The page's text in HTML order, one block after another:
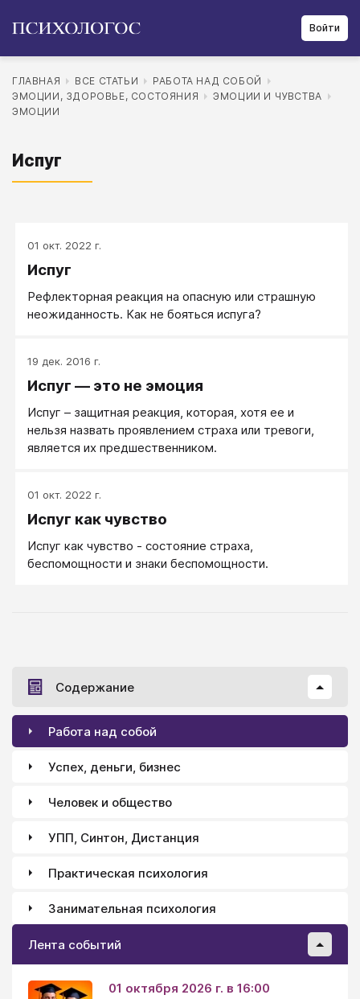
Войти
ГЛАВНАЯ ВСЕ СТАТЬИ
РАБОТА НАД СОБОЙ
ЭМОЦИИ, ЗДОРОВЬЕ, СОСТОЯНИЯ
ЭМОЦИИ И ЧУВСТВА
ЭМОЦИИ
Испуг
01 окт. 2022 г.
Испуг
Рефлекторная реакция на опасную или страшную
неожиданность. Как не бояться испуга?
19 дек. 2016 г.
Испуг — это не эмоция
Испуг – защитная реакция, которая, хотя ее и
нельзя назвать проявлением страха или тревоги,
является их предшественником.
01 окт. 2022 г.
Испуг как чувство
Испуг как чувство - состояние страха,
беспомощности и знаки беспомощности.
Содержание
Работа над собой
Успех, деньги, бизнес
Человек и общество
УПП, Синтон, Дистанция
Практическая психология
Занимательная психология
Лента событий
01 октября 2026 г. в 16:00